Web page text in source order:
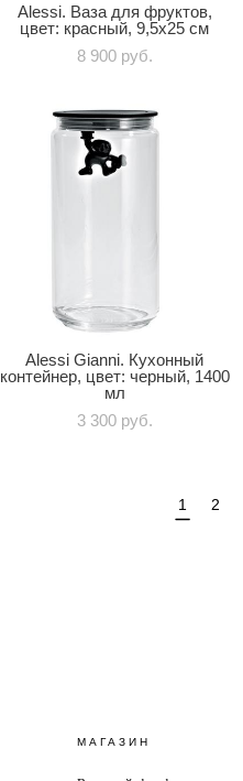
Alessi. Ваза для фруктов,
цвет: красный, 9,5x25 см
8 900 pуб.
Alessi Gianni. Кухонный
контейнер, цвет: черный, 1400
мл
3 300 pуб.
1 2
МАГАЗИН